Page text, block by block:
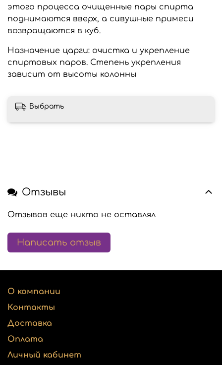
этого процесса очищенные пары спирта
поднимаются вверх, а сивушные примеси
возвращаются в куб.
Назначение царги: очистка и укрепление
спиртовых паров. Степень укрепления
зависит от высоты колонны
Выбрать
Отзывы
Отзывов еще никто не оставлял
Написать отзыв
О компании
Контакты
Доставка
Оплата
Личный кабинет